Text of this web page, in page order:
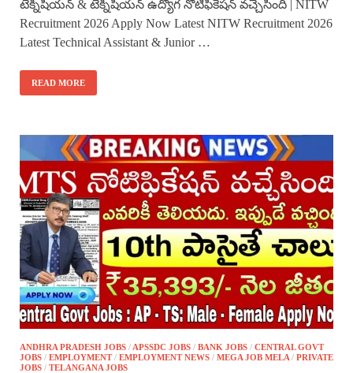
టెక్నీషియన్ & టెక్నీషియన్ ఉద్యోగ నోటిఫికేషన్ వచ్చేసింది | NITW
Recruitment 2026 Apply Now Latest NITW Recruitment 2026
Latest Technical Assistant & Junior …
READ MORE
ANDHRA PRADESH JOBS / APSSDC JOBS / BANK JOBS / CENTRAL GOVT
JOBS / EMPLOYMENT/ EMPLOYMENT NEWS / MEGA JOB MELA / PRIVATE
JOBS / TELANGANA JOBS